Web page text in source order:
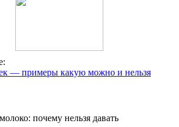
— примеры какую можно и нельзя
почему нельзя давать